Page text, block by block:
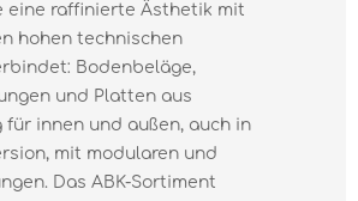
eine raffinierte Ästhetik mit
hohen technischen
Bodenbeläge,
und Platten aus
für innen und außen, auch in
mit modularen und
Das ABK-Sortiment